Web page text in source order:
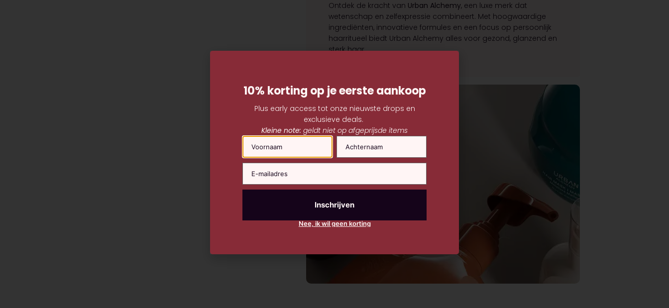
Ontdek de kracht van Urban Alchemy, een luxe merk dat
wetenschap en zelfexpressie combineert. Met hoogwaardige
ingrediënten, innovatieve formules en een focus op persoonlijk
haarritueel biedt Urban Alchemy alles voor gezond, glanzend en
sterk haar.
10% korting op je eerste aankoop
Plus early access tot onze nieuwste drops en
exclusieve deals.
Kleine note: geldt niet op afgeprijsde items
Nee, ik wil geen korting